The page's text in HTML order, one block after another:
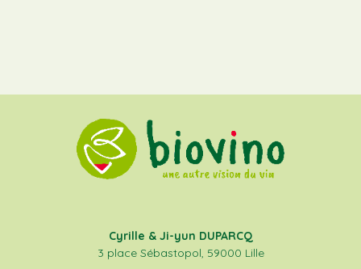
Cyrille & Ji-yun DUPARCQ
3 place Sébastopol, 59000 Lille